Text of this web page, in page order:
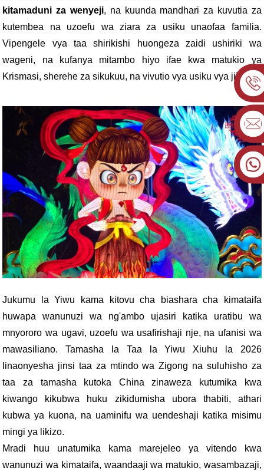
kitamaduni za wenyeji, na kuunda mandhari za kuvutia za
kutembea na uzoefu wa ziara za usiku unaofaa familia.
Vipengele vya taa shirikishi huongeza zaidi ushiriki wa
wageni, na kufanya mitambo hiyo ifae kwa matukio ya
Krismasi, sherehe za sikukuu, na vivutio vya usiku vya jiji.
Jukumu la Yiwu kama kitovu cha biashara cha kimataifa
huwapa wanunuzi wa ng'ambo ujasiri katika uratibu wa
mnyororo wa ugavi, uzoefu wa usafirishaji nje, na ufanisi wa
mawasiliano. Tamasha la Taa la Yiwu Xiuhu la 2026
linaonyesha jinsi taa za mtindo wa Zigong na suluhisho za
taa za tamasha kutoka China zinaweza kutumika kwa
kiwango kikubwa huku zikidumisha ubora thabiti, athari
kubwa ya kuona, na uaminifu wa uendeshaji katika misimu
mingi ya likizo.
Mradi huu unatumika kama marejeleo ya vitendo kwa
wanunuzi wa kimataifa, waandaaji wa matukio, wasambazaji,